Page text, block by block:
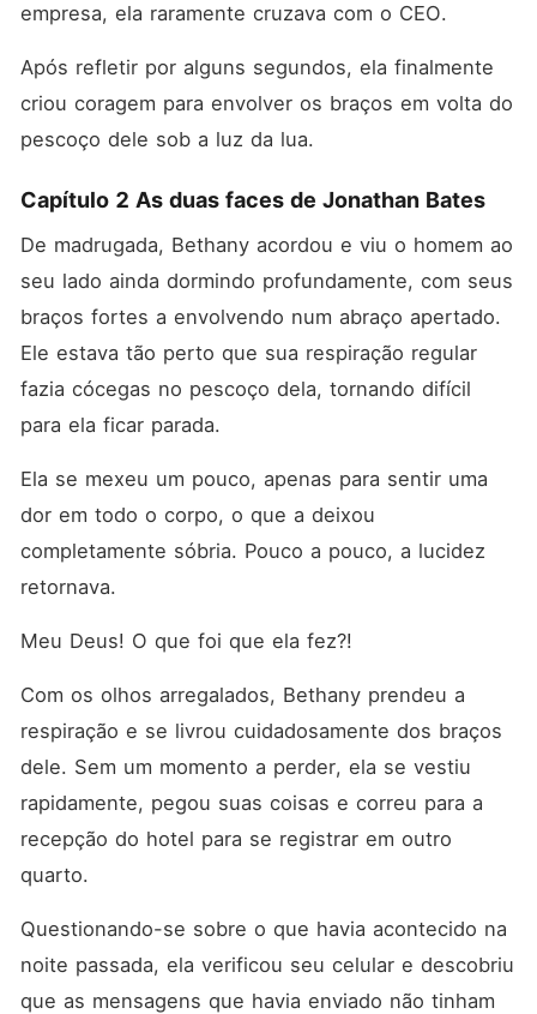
empresa, ela raramente cruzava com o CEO.
Após refletir por alguns segundos, ela finalmente
criou coragem para envolver os braços em volta do
pescoço dele sob a luz da lua.
Capítulo 2 As duas faces de Jonathan Bates
De madrugada, Bethany acordou e viu o homem ao
seu lado ainda dormindo profundamente, com seus
braços fortes a envolvendo num abraço apertado.
Ele estava tão perto que sua respiração regular
fazia cócegas no pescoço dela, tornando difícil
para ela ficar parada.
Ela se mexeu um pouco, apenas para sentir uma
dor em todo o corpo, o que a deixou
completamente sóbria. Pouco a pouco, a lucidez
retornava.
Meu Deus! O que foi que ela fez?!
Com os olhos arregalados, Bethany prendeu a
respiração e se livrou cuidadosamente dos braços
dele. Sem um momento a perder, ela se vestiu
rapidamente, pegou suas coisas e correu para a
recepção do hotel para se registrar em outro
quarto.
Questionando-se sobre o que havia acontecido na
noite passada, ela verificou seu celular e descobriu
que as mensagens que havia enviado não tinham